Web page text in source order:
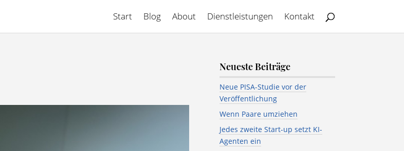
Start Blog About Dienstleistungen Kontakt
Neueste Beiträge
Neue PISA-Studie vor der
Veröffentlichung
Wenn Paare umziehen
Jedes zweite Start-up setzt KI-
Agenten ein